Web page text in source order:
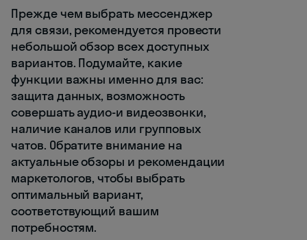
Прежде чем выбрать мессенджер
для связи, рекомендуется провести
небольшой обзор всех доступных
вариантов. Подумайте, какие
функции важны именно для вас:
защита данных, возможность
совершать аудио-и видеозвонки,
наличие каналов или групповых
чатов. Обратите внимание на
актуальные обзоры и рекомендации
маркетологов, чтобы выбрать
оптимальный вариант,
соответствующий вашим
потребностям.